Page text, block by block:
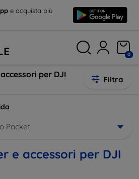
e acquista più
0
per DJI
Filtra
Pocket
e accessori per DJI